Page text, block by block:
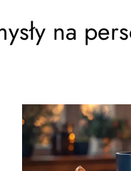
na